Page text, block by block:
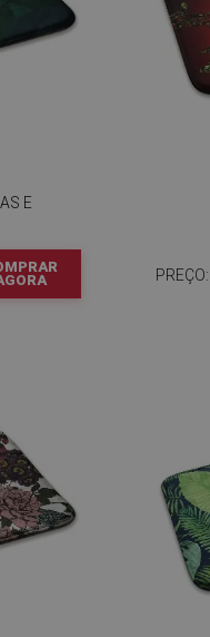
E
PREÇO: